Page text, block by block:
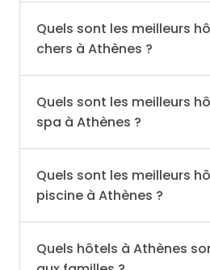
Quels sont les meilleurs
chers à Athènes ?
Quels sont les meilleurs
spa à Athènes ?
Quels sont les meilleurs
piscine à Athènes ?
Quels hôtels à Athènes